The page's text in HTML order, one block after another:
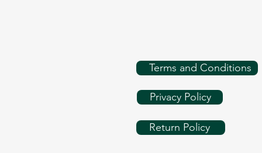
Terms and Conditions
Privacy Policy
Return Policy